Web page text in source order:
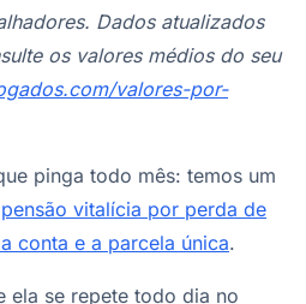
Dados atualizados
os valores médios do seu
valores-por-
pinga todo mês: temos um
pensão vitalícia por perda de
conta e a parcela única.
ela se repete todo dia no